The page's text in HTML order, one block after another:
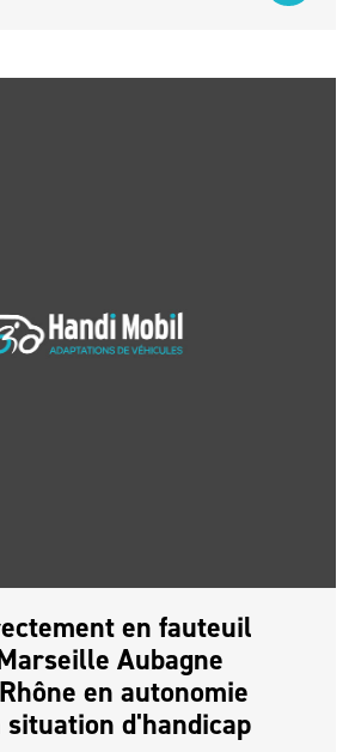
en fauteuil
Aubagne
en autonomie
situation d'handicap